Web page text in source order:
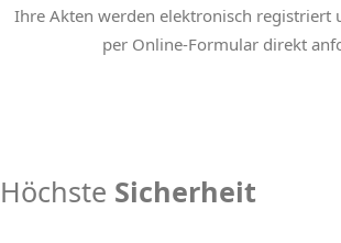
Ihre Akten werden elektronisch registriert
per Online-Formular direkt
Höchste Sicherheit